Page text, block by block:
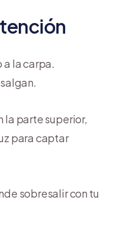
a la carpa.
la parte superior,
para captar
sobresalir con tu